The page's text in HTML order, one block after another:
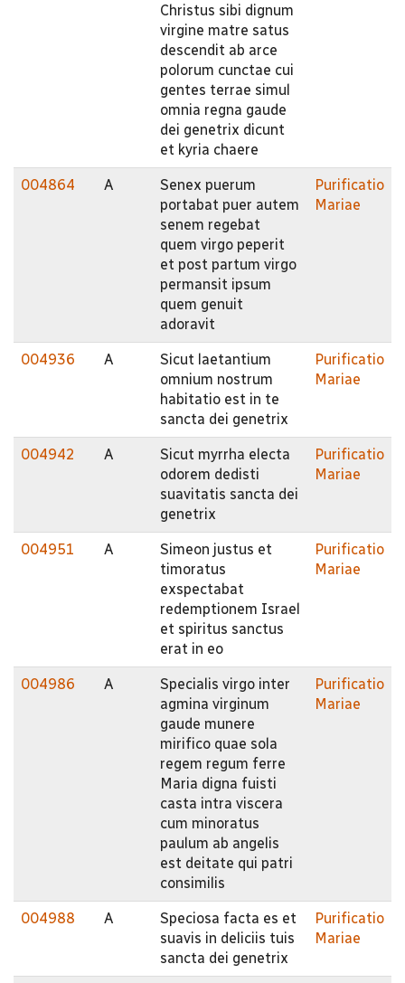
Christus sibi dignum
virgine matre satus
descendit ab arce
polorum cunctae cui
gentes terrae simul
omnia regna gaude
dei genetrix dicunt
et kyria chaere
004864 A
Senex puerum
portabat puer autem
senem regebat
quem virgo peperit
et post partum virgo
permansit ipsum
quem genuit
adoravit
Purificatio
Mariae
004936 A
Sicut laetantium
omnium nostrum
habitatio est in te
sancta dei genetrix
Purificatio
Mariae
004942 A
Sicut myrrha electa
odorem dedisti
suavitatis sancta dei
genetrix
Purificatio
Mariae
004951 A
Simeon justus et
timoratus
exspectabat
redemptionem Israel
et spiritus sanctus
erat in eo
Purificatio
Mariae
004986 A
Specialis virgo inter
agmina virginum
gaude munere
mirifico quae sola
regem regum ferre
Maria digna fuisti
casta intra viscera
cum minoratus
paulum ab angelis
est deitate qui patri
consimilis
Purificatio
Mariae
004988 A
Speciosa facta es et
suavis in deliciis tuis
sancta dei genetrix
Purificatio
Mariae